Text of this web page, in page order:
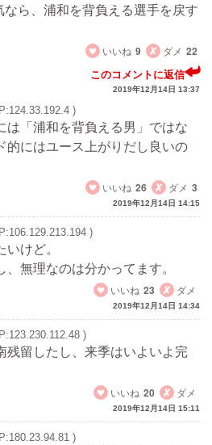
ら、浦和を背負える選手を戻す
いいね 9 ダメ 22
このコメントに返信
2019年12月14日 13:37
)
は「浦和を背負える男」ではな
的にはユース上がりだし良いの
いいね 26 ダメ 3
2019年12月14日 14:15
)
けど。
、無理なのは分かってます。
いいね 23 ダメ
2019年12月14日 14:34
)
残留したし、来季はいよいよ完
いいね 20 ダメ
2019年12月14日 15:11
)